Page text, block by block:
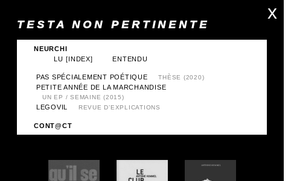
x
TESTA NON PERTINENTE
NEURCHI
LU [INDEX] ENTENDU
PAS SPÉCIALEMENT POÉTIQUE THÈSE (2020)
PETITE ANNÉE DE LA MARCHANDISE
UN EP / SEMAINE (2015)
LEGOVIL REVUE D’EXPLICATIONS
CONT@CT